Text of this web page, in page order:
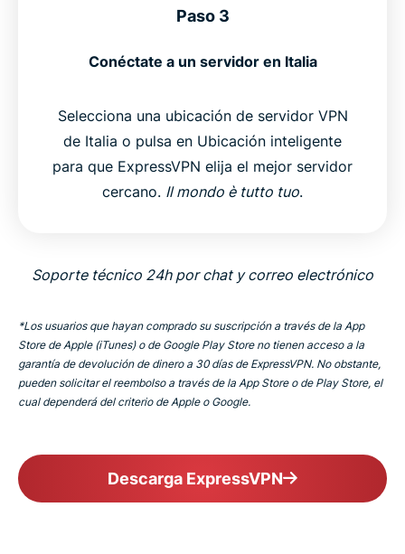
Paso 3
Conéctate a un servidor en Italia
Selecciona una ubicación de servidor VPN
de Italia o pulsa en Ubicación inteligente
para que ExpressVPN elija el mejor servidor
cercano. Il mondo è tutto tuo.
Soporte técnico 24h por chat y correo electrónico
*Los usuarios que hayan comprado su suscripción a través de la App
Store de Apple (iTunes) o de Google Play Store no tienen acceso a la
garantía de devolución de dinero a 30 días de ExpressVPN. No obstante,
pueden solicitar el reembolso a través de la App Store o de Play Store, el
cual dependerá del criterio de Apple o Google.
Descarga ExpressVPN